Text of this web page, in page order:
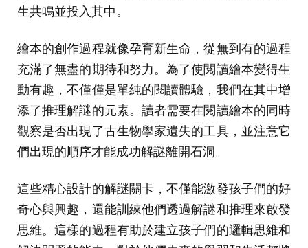
生共鳴並投入其中。
繪本的創作過程就像孕育新生命，從無到有的過程
充滿了無盡的期待和努力。為了使閱讀繪本變得生
動有趣，不僅僅是單純的閱讀體驗，我們在其中增
添了推理解謎的元素。讀者需要在閱讀繪本的同時
觀察是否出現了古生物學家遺失的工具，並注意它
們出現的順序才能成功解謎離開石洞。
這些精心設計的解謎關卡，不僅能激發孩子們的好
奇心與興趣，還能訓練他們透過解謎和推理來啟發
思維。這樣的過程有助於建立孩子們的邏輯思維和